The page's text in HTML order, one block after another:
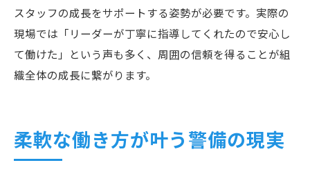
スタッフの成長をサポートする姿勢が必要です。実際の
現場では「リーダーが丁寧に指導してくれたので安心し
て働けた」という声も多く、周囲の信頼を得ることが組
織全体の成長に繋がります。
柔軟な働き方が叶う警備の現実